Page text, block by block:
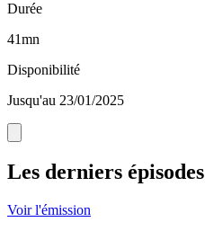
Durée
41mn
Disponibilité
Jusqu'au 23/01/2025
Les derniers épisodes
Voir l'émission